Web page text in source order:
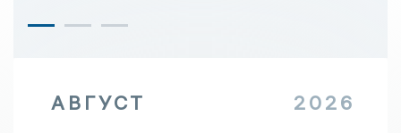
АВГУСТ 2026